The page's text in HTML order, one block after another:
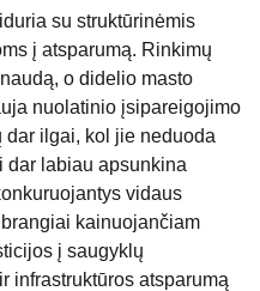
su struktūrinėmis
į atsparumą. Rinkimų
o didelio masto
nuolatinio įsipareigojimo
ilgai, kol jie neduoda
dar labiau apsunkina
vidaus
kainuojančiam
į saugyklų
infrastruktūros atsparumą